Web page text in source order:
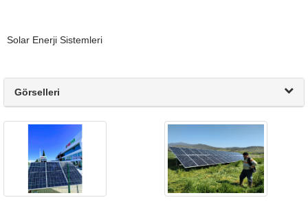
Solar Enerji Sistemleri
Görselleri